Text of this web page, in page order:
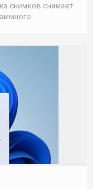
снимков снимает